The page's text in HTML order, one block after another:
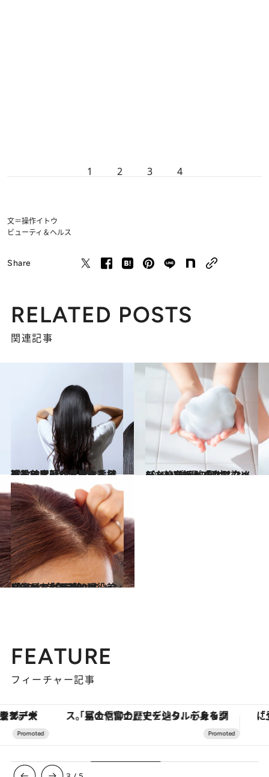
1 2 3 4
文＝操作イトウ
ビューティ＆ヘルス
Share
RELATED POSTS
関連記事
2024.2.4
現役美容師が告白！ ぶっちゃけ「いちばん長持ちする髪形」「ラクな髪形」は？【レディース篇】
ビューティ＆ヘルス 2023.10.29
デメリットも少なくない…美容師が「白髪染めシャンプー」をオススメしない“納得の理由”
ビューティ＆ヘルス
2023.9.24
「安易な白髪染めはNG？」「白髪染めシャンプーってどう？」現役美容師が“完全回答”
ビューティ＆ヘルス
FEATURE
フィーチャー記事
「星のや富士」でデジタルデトックス。冨士信仰の歴史を辿り、心身を調える。